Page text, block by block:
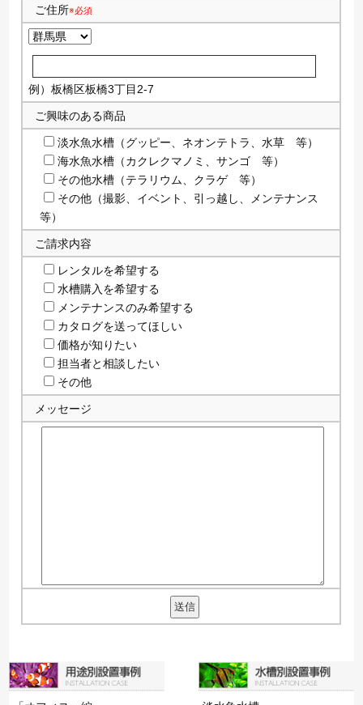
ご住所※必須
例）板橋区板橋3丁目2-7
ご興味のある商品
淡水魚水槽（グッピー、ネオンテトラ、水草 等）
海水魚水槽（カクレクマノミ、サンゴ 等）
その他水槽（テラリウム、クラゲ 等）
その他（撮影、イベント、引っ越し、メンテナンス
等）
ご請求内容
レンタルを希望する
水槽購入を希望する
メンテナンスのみ希望する
カタログを送ってほしい
価格が知りたい
担当者と相談したい
その他
メッセージ